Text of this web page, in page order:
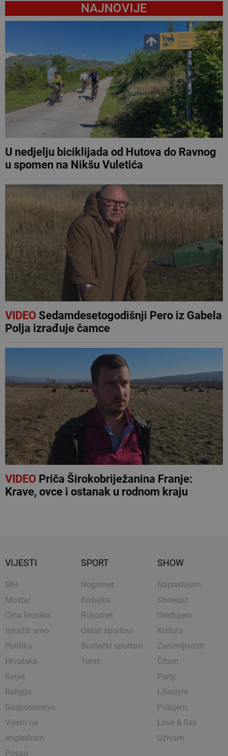
NAJNOVIJE
U nedjelju biciklijada od Hutova do Ravnog
u spomen na Nikšu Vuletića
VIDEOSedamdesetogodišnji Pero iz Gabela
Polja izrađuje čamce
VIDEOPriča Širokobriježanina Franje:
Krave, ovce i ostanak u rodnom kraju
VIJESTI
BIH
Mostar
Crna kronika
Istražili smo
Politika
Hrvatska
Svijet
Religija
Gospodarstvo
Vijesti na
engleskom
Posao
SPORT
Nogomet
Košarka
Rukomet
Ostali sportovi
Borilački sportovi
Tenis
SHOW
Napredujem
Showbiz
Uređujem
Kultura
Zanimljivosti
Čitam
Party
Lifestyle
Putujem
Love & Sex
Uživam